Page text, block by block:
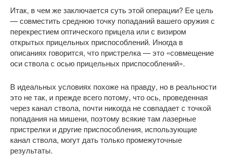
Итак, в чем же заключается суть этой операции? Ее цель
— совместить среднюю точку попаданий вашего оружия с
перекрестием оптического прицела или с визиром
открытых прицельных приспособлений. Иногда в
описаниях говорится, что пристрелка — это «совмещение
оси ствола с осью прицельных приспособлений».
В идеальных условиях похоже на правду, но в реальности
это не так, и прежде всего потому, что ось, проведенная
через канал ствола, почти никогда не совпадает с точкой
попадания на мишени, поэтому всякие там лазерные
пристрелки и другие приспособления, использующие
канал ствола, могут дать только промежуточные
результаты.